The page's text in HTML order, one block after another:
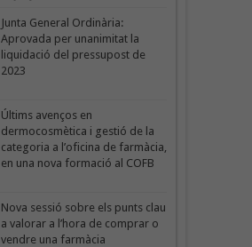
Junta General Ordinària:
Aprovada per unanimitat la
liquidació del pressupost de
2023
Últims avenços en
dermocosmètica i gestió de la
categoria a l’oficina de farmàcia,
en una nova formació al COFB
Nova sessió sobre els punts clau
a valorar a l’hora de comprar o
vendre una farmàcia